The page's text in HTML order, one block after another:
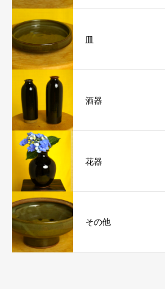
皿
酒器
花器
その他